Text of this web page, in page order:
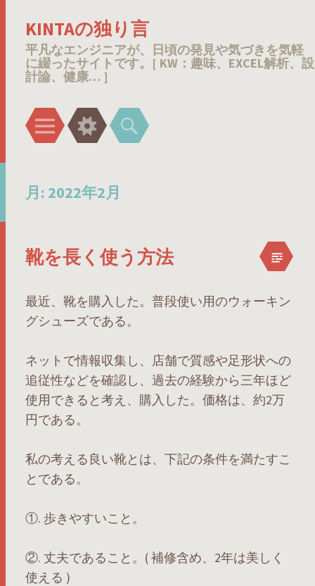
KINTAの独り言
平凡なエンジニアが、日頃の発見や気づきを気軽
に綴ったサイトです。[ KW：趣味、EXCEL解析、設
計論、健康… ]
メ
ニ
ウ
ィ
ッ
検
索
月: 2022年2月
靴を長く使う方法
最近、靴を購入した。普段使い用のウォーキン
グシューズである。
ネットで情報収集し、店舗で質感や足形状への
追従性などを確認し、過去の経験から三年ほど
使用できると考え、購入した。価格は、約2万
円である。
私の考える良い靴とは、下記の条件を満たすこ
とである。
①. 歩きやすいこと。
②. 丈夫であること。( 補修含め、2年は美しく
使える )